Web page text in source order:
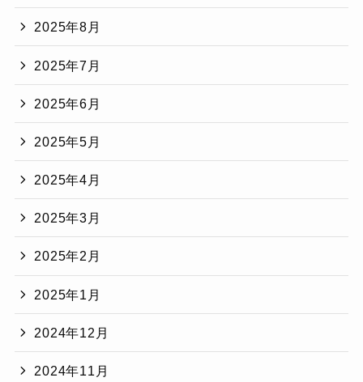
2025年8月
2025年7月
2025年6月
2025年5月
2025年4月
2025年3月
2025年2月
2025年1月
2024年12月
2024年11月